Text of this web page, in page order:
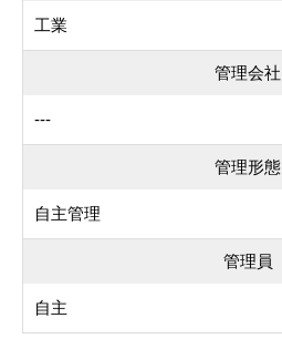
工業
管理会社
---
管理形態
自主管理
管理員
自主